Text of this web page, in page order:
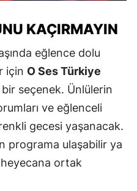
KAÇIRMAYIN
eğlence dolu
için O Ses Türkiye
seçenek. Ünlülerin
ve eğlenceli
gecesi yaşanacak.
programa ulaşabilir ya
heyecana ortak